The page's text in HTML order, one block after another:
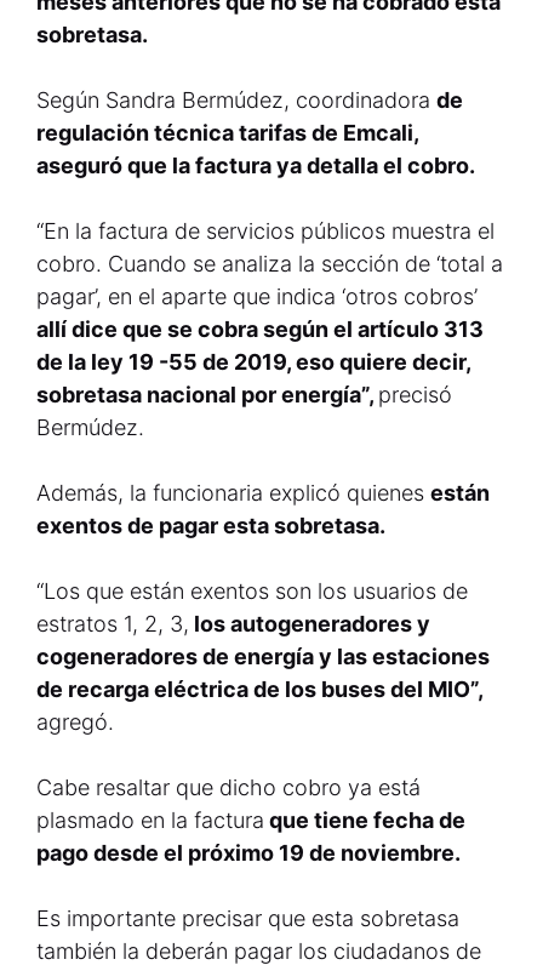
sobretasa.
Según Sandra Bermúdez, coordinadora de
regulación técnica tarifas de Emcali,
aseguró que la factura ya detalla el cobro.
“En la factura de servicios públicos muestra el
cobro. Cuando se analiza la sección de ‘total a
pagar’, en el aparte que indica ‘otros cobros’
allí dice que se cobra según el artículo 313
de la ley 19 -55 de 2019, eso quiere decir,
sobretasa nacional por energía”, precisó
Bermúdez.
Además, la funcionaria explicó quienes están
exentos de pagar esta sobretasa.
“Los que están exentos son los usuarios de
estratos 1, 2, 3, los autogeneradores y
cogeneradores de energía y las estaciones
de recarga eléctrica de los buses del MIO”,
agregó.
Cabe resaltar que dicho cobro ya está
plasmado en la factura que tiene fecha de
pago desde el próximo 19 de noviembre.
Es importante precisar que esta sobretasa
también la deberán pagar los ciudadanos de